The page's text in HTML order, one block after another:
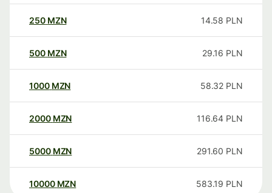
250 MZN 14.58 PLN
500 MZN 29.16 PLN
1000 MZN 58.32 PLN
2000 MZN 116.64 PLN
5000 MZN 291.60 PLN
10000 MZN 583.19 PLN